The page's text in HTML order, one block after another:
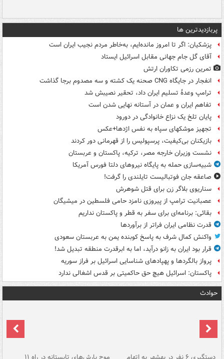
پربازدیدترین ها
پزشکیان: اگر تا امروز مانده‌ایم، به‌خاطر مردم نجیب ایران است
آقای گل جام جهانی مقابل اسرائیل ایستاد
تمرین رزمی تکاوران ارتش
انفجار در جایگاه CNG صحنه یک کشته و سه مصدوم برجا گذاشت
ترامپ وعدۀ تسلیم ایران داد، تحقیر نصیبش شد
تفاهم ایران و عمان در آستانه نهایی شدن است
پایان تلخ یک نزاع خانوادگی در دورود
تجهیز موشکهای سپاه به نفس اژدها+عکس
بازیکنان بی‌کیفیت، پرسپولیس را از قهرمانی دور کردند
نشست وزیران خارجه مصر، ترکیه، پاکستان و عربستان
شبیه‌سازی حمله به پایگاه نیروهای دلتا فورس آمریکا
صاعقه جان فوتبالیست تایلندی را گرفت!
سناریوی بلاگر زن برای قتل شوهرش
عصبانیت ترامپ از پیروزی نامزد حامی فلسطین در میشیگان
بقائی: برنامه‌ای برای سفر به قطر و پاکستان نداریم
قدرت نظامی ایران فراتر از برآوردها
واکنش کمال شرف به پاسخ کوبنده یمن به عربستان سعودی
قرار بود ایران به زانو درآید، اما به ابرقدرت منطقه تبدیل شد!
پرواز بالگردها و پهپادهای شناسایی اسرائیل بر فراز سوریه
پاکستان: اسرائیل هیچ حق حاکمیتی بر قدس اشغالی ندارد
حوادث